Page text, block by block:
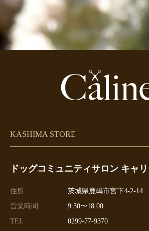
KASHIMA STORE
ドッグコミュニティサロン キャ
住所
茨城県鹿嶋市宮下4-2-14
営業時間
9:30〜18:00
TEL
0299-77-9370